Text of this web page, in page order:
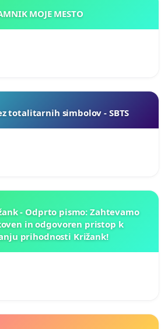
KAMNIK MOJE MESTO
totalitarnih simbolov - SBTS
- Odprto pismo: Zahtevamo
in odgovoren pristop k
prihodnosti Križank!